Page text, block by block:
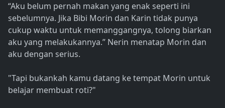
“Aku belum pernah makan yang enak seperti ini
sebelumnya. Jika Bibi Morin dan Karin tidak punya
cukup waktu untuk memanggangnya, tolong biarkan
aku yang melakukannya.” Nerin menatap Morin dan
aku dengan serius.
"Tapi bukankah kamu datang ke tempat Morin untuk
belajar membuat roti?"